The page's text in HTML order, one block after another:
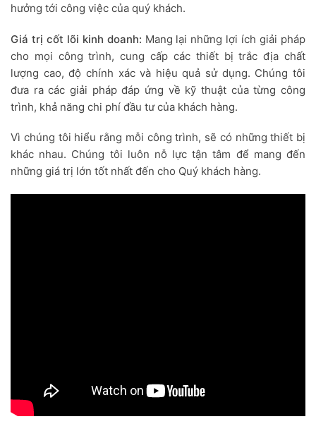
hưởng tới công việc của quý khách.
Giá trị cốt lõi kinh doanh: Mang lại những lợi ích giải pháp
cho mọi công trình, cung cấp các thiết bị trắc địa chất
lượng cao, độ chính xác và hiệu quả sử dụng. Chúng tôi
đưa ra các giải pháp đáp ứng về kỹ thuật của từng công
trình, khả năng chi phí đầu tư của khách hàng.
Vì chúng tôi hiểu rằng mỗi công trình, sẽ có những thiết bị
khác nhau. Chúng tôi luôn nỗ lực tận tâm để mang đến
những giá trị lớn tốt nhất đến cho Quý khách hàng.